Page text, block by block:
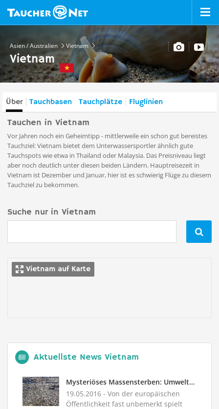
Asien / Australien Vietnam
Vietnam
Über Tauchbasen Tauchplätze Fluglinien
Tauchen in Vietnam
Vor Jahren noch ein Geheimtipp - mittlerweile ein schon gut bereistes
Tauchziel: Vietnam bietet dem Unterwassersportler ähnlich gute
Tauchspots wie etwa in Thailand oder Malaysia. Das Preisniveau liegt
aber noch deutlich unter diesen beiden Ländern. Hauptreisezeit in
Vietnam ist Dezember und Januar, hier ist es schwierig Flüge zu diesem
Tauchziel zu bekommen.
Suche nur in Vietnam

Vietnam auf Karte
Aktuellste News Vietnam
Mysteriöses Massensterben: Umweltkatastrophe vor der Küste Vietnams
19.05.2016 - Von der europäischen
Öffentlichkeit fast unbemerkt spielt